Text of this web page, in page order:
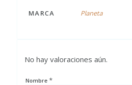
MARCA
Planeta
No hay valoraciones aún.
Nombre *